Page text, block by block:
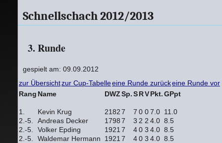
Schnellschach 2012/2013
3. Runde
gespielt am: 09.09.2012
zur Übersichtzur Cup-Tabelleeine Runde zurückeine Runde vor
Rang Name DWZSp.SRVPkt.GPpt
1. Kevin Krug 21827 7 0 07.0 11.0
2.-5.
Andreas Decker 17987 3 2 2 4.0 8.5
2.-5.
Volker Epding 1921 7 40 3 4.0 8.5
2.-5.
Waldemar Hermann 1921 7 40 3 4.0 8.5